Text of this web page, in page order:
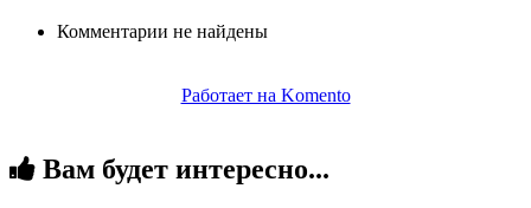
Комментарии не найдены
Работает на Komento
Вам будет интересно...